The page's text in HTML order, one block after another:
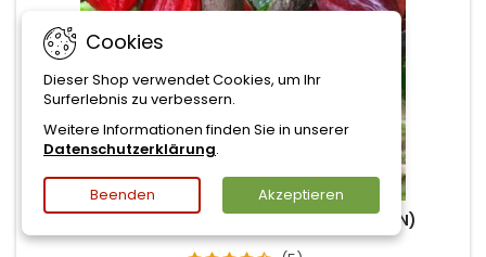
THEOBROMA CACAO KAKAOBAUM (5 SAMEN)
Cookies
Dieser Shop verwendet Cookies, um Ihr
Surferlebnis zu verbessern.
Weitere Informationen finden Sie in unserer
Datenschutzerklärung.
Beenden Akzeptieren